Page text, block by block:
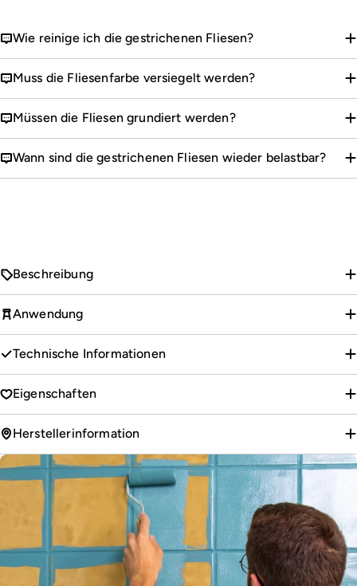
Wie reinige ich die gestrichenen Fliesen?
Muss die Fliesenfarbe versiegelt werden?
Müssen die Fliesen grundiert werden?
Wann sind die gestrichenen Fliesen wieder belastbar?
Beschreibung
Anwendung
Technische Informationen
Eigenschaften
Herstellerinformation